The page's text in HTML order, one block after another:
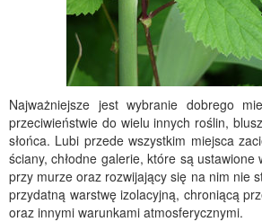
Najważniejsze jest wybranie dobrego
przeciwieństwie do wielu innych roślin,
słońca. Lubi przede wszystkim miejsca
ściany, chłodne galerie, które są ustawione
przy murze oraz rozwijający się na nim nie
przydatną warstwę izolacyjną, chroniącą
oraz innymi warunkami atmosferycznymi.